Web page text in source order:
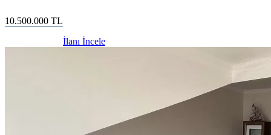
10.500.000 TL
İlanı İncele